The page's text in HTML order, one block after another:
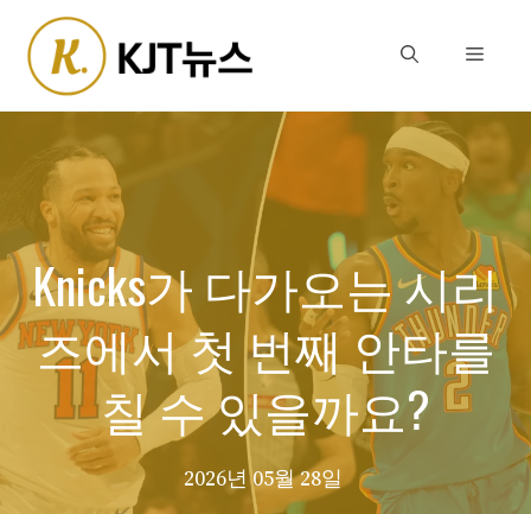
content
Menu
Knicks가 다가오는 시리
즈에서 첫 번째 안타를
칠 수 있을까요?
2026년 05월 28일